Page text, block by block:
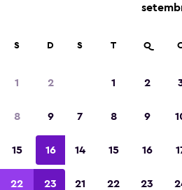
de 2023
S D
1 2
8 9
15 16
22 23
S T Q
1 2
7 8 9
14 15 16
21 22 23